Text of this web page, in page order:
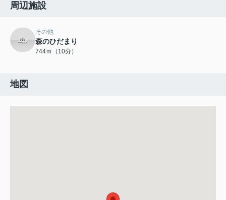
周辺施設
その他
森のひだまり
744ｍ（10分）
地図